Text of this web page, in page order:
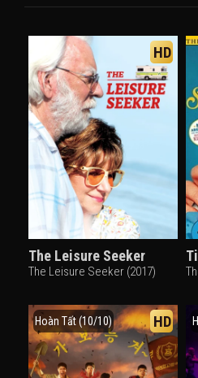
HD
The Leisure Seeker
The Leisure Seeker (2017)
Hoàn Tất (10/10) HD